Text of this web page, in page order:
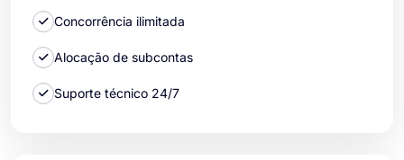
Concorrência ilimitada
Alocação de subcontas
Suporte técnico 24/7